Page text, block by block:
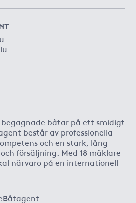
båtar på ett smidigt
består av professionella
och en stark, lång
försäljning. Med 18 mäklare
närvaro på en internationell
Båtagent